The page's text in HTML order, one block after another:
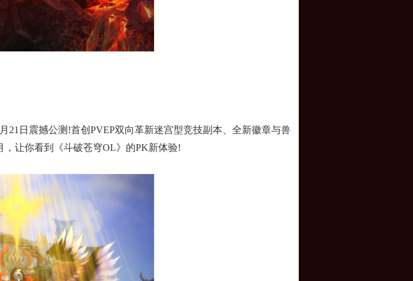
日震撼公测!首创PVEP双向革新迷宫型竞技副本、全新徽章与兽
让你看到《斗破苍穹OL》的PK新体验!